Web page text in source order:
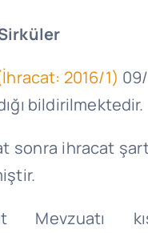
2016/1)
bildirilmektedir.
sonra ihracat